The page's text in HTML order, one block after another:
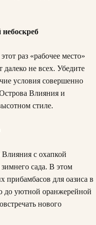
раз «рабочее место»
далеко не всех. Убедите
условия совершенно
Влияния и
стиле.
с охапкой
сада. В этом
прибамбасов для оазиса в
до уютной оранжерейной
нового